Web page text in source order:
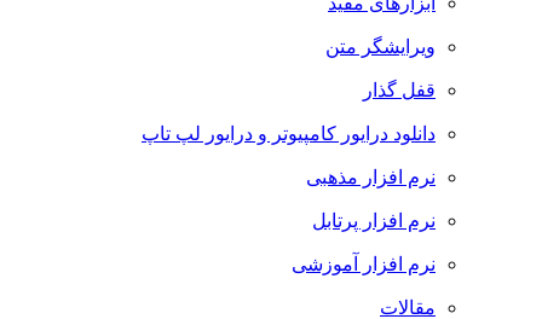
ویرایشگر متن
قفل گذار
دانلود درایور کامپیوتر و درایور لپ تاپ
نرم افزار مذهبی
نرم افزار پرتابل
نرم افزار آموزشی
مقالات